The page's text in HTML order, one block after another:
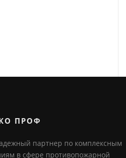
ПРОФ
партнер по комплексным
в сфере противопожарной